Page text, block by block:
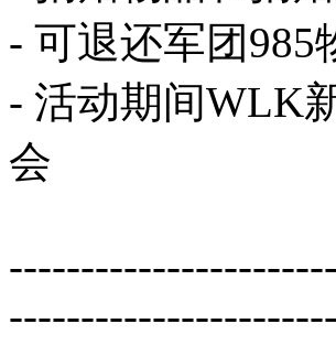
- 可退还军团985
- 活动期间WLK
会